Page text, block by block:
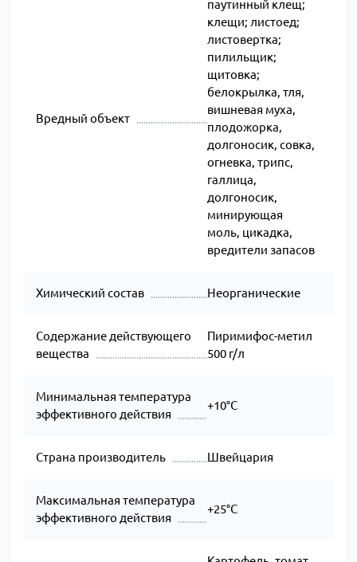
м2, кирпич –
150 мл/м2
Вредный объект
паутинный клещ;
клещи; листоед;
листовертка;
пилильщик;
щитовка;
белокрылка, тля,
вишневая муха,
плодожорка,
долгоносик, совка,
огневка, трипс,
галлица,
долгоносик,
минирующая
моль, цикадка,
вредители запасов
Химический состав Неорганические
Содержание действующего
вещества
Пиримифос-метил
500 г/л
Минимальная температура
эффективного действия
+10°C
Страна производитель Швейцария
Максимальная температура
эффективного действия
+25°C